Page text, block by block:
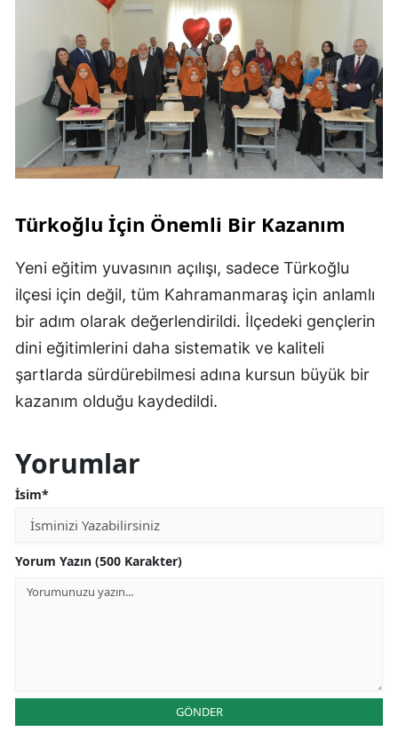
Türkoğlu İçin Önemli Bir Kazanım
Yeni eğitim yuvasının açılışı, sadece Türkoğlu
ilçesi için değil, tüm Kahramanmaraş için anlamlı
bir adım olarak değerlendirildi. İlçedeki gençlerin
dini eğitimlerini daha sistematik ve kaliteli
şartlarda sürdürebilmesi adına kursun büyük bir
kazanım olduğu kaydedildi.
Yorumlar
İsim*
Yorum Yazın (500 Karakter)
GÖNDER